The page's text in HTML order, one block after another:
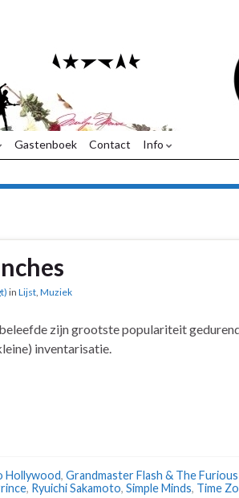
Gastenboek Contact Info
in Lijst, Muziek
zijn grootste populariteit
inventarisatie.
Hollywood, Grandmaster Flash & The
, Ryuichi Sakamoto, Simple Minds, Time